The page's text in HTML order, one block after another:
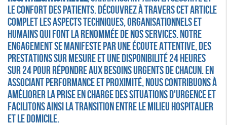
le confort des patients. Découvrez à travers cet article
complet les aspects techniques, organisationnels et
humains qui font la renommée de nos services. Notre
engagement se manifeste par une écoute attentive, des
prestations sur mesure et une disponibilité 24 heures
sur 24 pour répondre aux besoins urgents de chacun. En
associant performance et proximité, nous contribuons à
améliorer la prise en charge des situations d'urgence et
facilitons ainsi la transition entre le milieu hospitalier
et le domicile.